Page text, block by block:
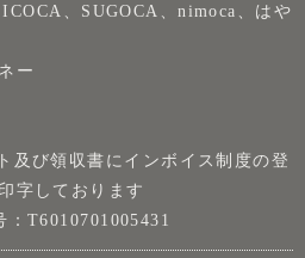
ICOCA、SUGOCA、nimoca、はや
ー
及び領収書にインボイス制度の登
字しております
：T6010701005431